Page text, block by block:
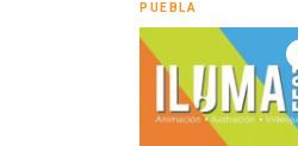
PUEBLA